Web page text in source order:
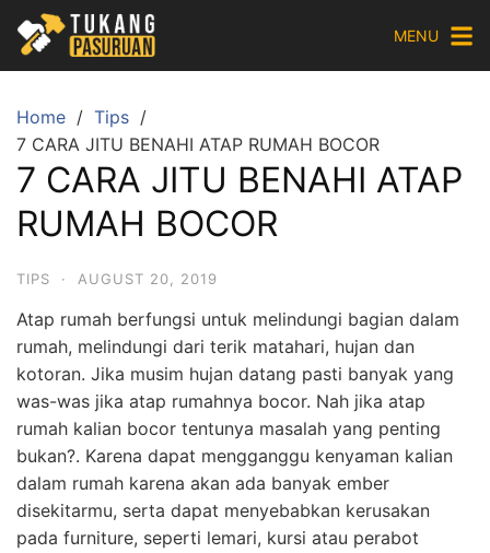
content
MENU
Home
Tips
7 CARA JITU BENAHI ATAP RUMAH BOCOR
7 CARA JITU BENAHI ATAP
RUMAH BOCOR
TIPS · AUGUST 20, 2019
Atap rumah berfungsi untuk melindungi bagian dalam
rumah, melindungi dari terik matahari, hujan dan
kotoran. Jika musim hujan datang pasti banyak yang
was-was jika atap rumahnya bocor. Nah jika atap
rumah kalian bocor tentunya masalah yang penting
bukan?. Karena dapat mengganggu kenyaman kalian
dalam rumah karena akan ada banyak ember
disekitarmu, serta dapat menyebabkan kerusakan
pada furniture, seperti lemari, kursi atau perabot